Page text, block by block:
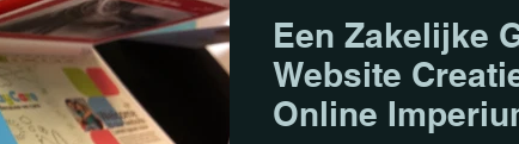
- Christelijk Goede Deals - Producten Goede
Sidehustle Impact Investeren Faith Driven Investing
Een Zakelijke
Website
Online